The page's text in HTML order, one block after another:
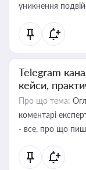
уникнення
Telegram
кейси,
Про що тема:
коментарі
- все, про що